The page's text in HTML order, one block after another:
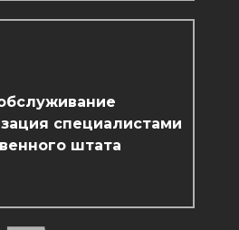
специалистами
штата